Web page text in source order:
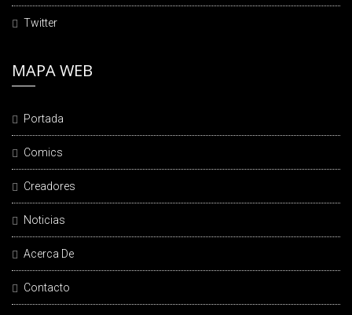
Twitter
MAPA WEB
Portada
Comics
Creadores
Noticias
Acerca De
Contacto